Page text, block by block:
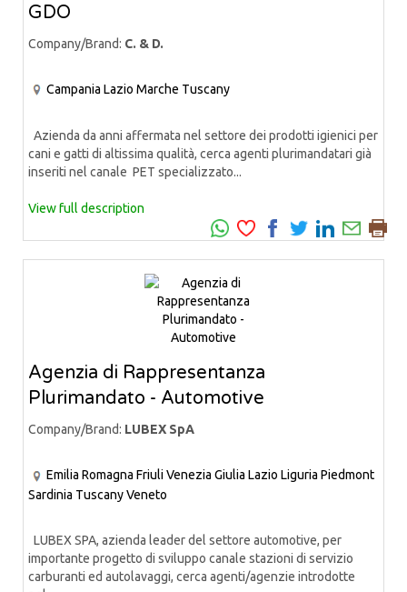
GDO
Company/Brand: C. & D.
Campania Lazio Marche Tuscany
Azienda da anni affermata nel settore dei prodotti igienici per
cani e gatti di altissima qualità, cerca agenti plurimandatari già
inseriti nel canale PET specializzato...
View full description
Agenzia di Rappresentanza
Plurimandato - Automotive
Company/Brand: LUBEX SpA
Emilia Romagna Friuli Venezia Giulia Lazio Liguria Piedmont
Sardinia TuscanyVeneto
LUBEX SPA, azienda leader del settore automotive, per
importante progetto di sviluppo canale stazioni di servizio
carburanti ed autolavaggi, cerca agenti/agenzie introdotte